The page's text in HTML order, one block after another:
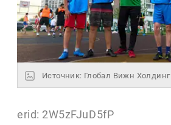
Источник: Глобал Вижн Холдинг
erid: 2W5zFJuD5fP